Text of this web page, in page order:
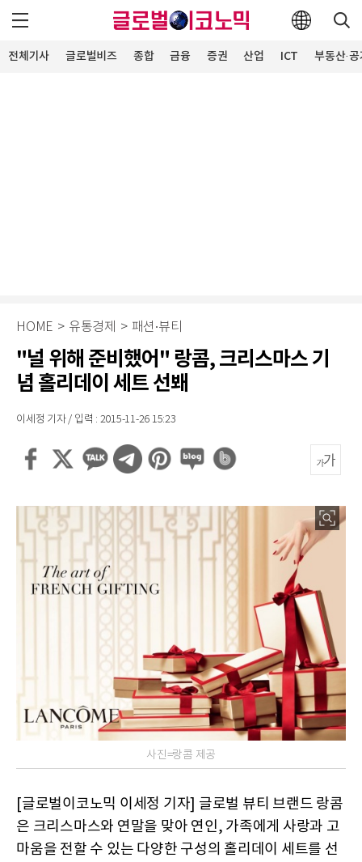
전체기사 글로벌비즈 종합 금융 증권 산업 ICT 부동산·
HOME > 유통경제 > 패션∙뷰티
"널 위해 준비했어" 랑콤, 크리스마스 기
념 홀리데이 세트 선봬
이세정 기자 / 입력 : 2015-11-26 15:23
사진=랑콤 제공
[글로벌이코노믹 이세정 기자] 글로벌 뷰티 브랜드 랑콤
은 크리스마스와 연말을 맞아 연인, 가족에게 사랑과 고
마움을 전할 수 있는 다양한 구성의 홀리데이 세트를 선